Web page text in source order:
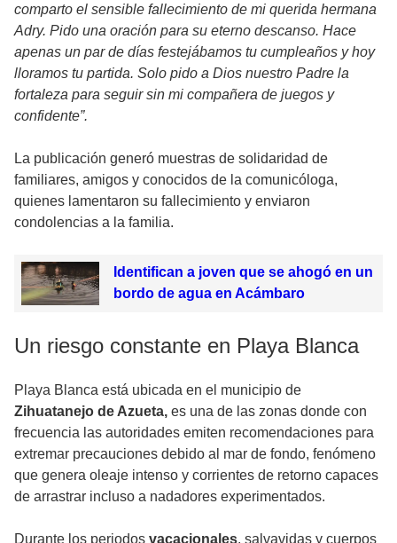
comparto el sensible fallecimiento de mi querida hermana
Adry. Pido una oración para su eterno descanso. Hace
apenas un par de días festejábamos tu cumpleaños y hoy
lloramos tu partida. Solo pido a Dios nuestro Padre la
fortaleza para seguir sin mi compañera de juegos y
confidente”.
La publicación generó muestras de solidaridad de
familiares, amigos y conocidos de la comunicóloga,
quienes lamentaron su fallecimiento y enviaron
condolencias a la familia.
Identifican a joven que se ahogó en un
bordo de agua en Acámbaro
Un riesgo constante en Playa Blanca
Playa Blanca está ubicada en el municipio de
Zihuatanejo de Azueta, es una de las zonas donde con
frecuencia las autoridades emiten recomendaciones para
extremar precauciones debido al mar de fondo, fenómeno
que genera oleaje intenso y corrientes de retorno capaces
de arrastrar incluso a nadadores experimentados.
Durante los periodos vacacionales, salvavidas y cuerpos